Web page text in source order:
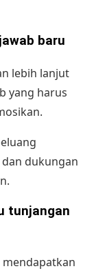
baru
lebih lanjut
yang harus
dukungan
tunjangan